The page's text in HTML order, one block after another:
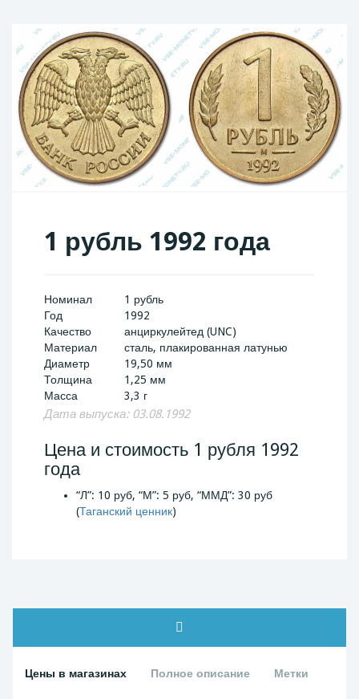
1 рубль 1992 года
Номинал
1 рубль
Год
1992
Качество
анциркулейтед (UNC)
Материал
сталь, плакированная латунью
Диаметр
19,50 мм
Толщина
1,25 мм
Масса
3,3 г
Дата выпуска: 03.08.1992
Цена и стоимость 1 рубля 1992
года
“Л”: 10 руб, “М”: 5 руб, “ММД”: 30 руб
(Таганский ценник)
Цены в магазинах Полное описание Метки